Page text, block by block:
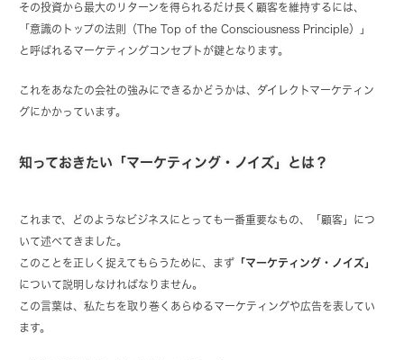
その投資から最大のリターンを得られるだけ長く顧客を維持するには、
「意識のトップの法則（The Top of the Consciousness Principle）」
と呼ばれるマーケティングコンセプトが鍵となります。
これをあなたの会社の強みにできるかどうかは、ダイレクトマーケティン
グにかかっています。
知っておきたい「マーケティング・ノイズ」とは？
これまで、どのようなビジネスにとっても一番重要なもの、「顧客」につ
いて述べてきました。
このことを正しく捉えてもらうために、まず 「マーケティング・ノイズ」
について説明しなければなりません。
この言葉は、私たちを取り巻くあらゆるマーケティングや広告を表してい
ます。